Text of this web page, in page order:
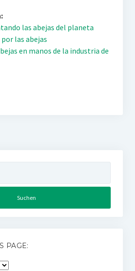
las abejas del planeta
por las abejas
en manos de la industria de
PAGE: